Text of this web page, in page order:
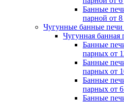
Банные
парной от
Чугунные банные
Чугунная
Банные
парных от
Банные
парных от
Банные
парных от
Банные